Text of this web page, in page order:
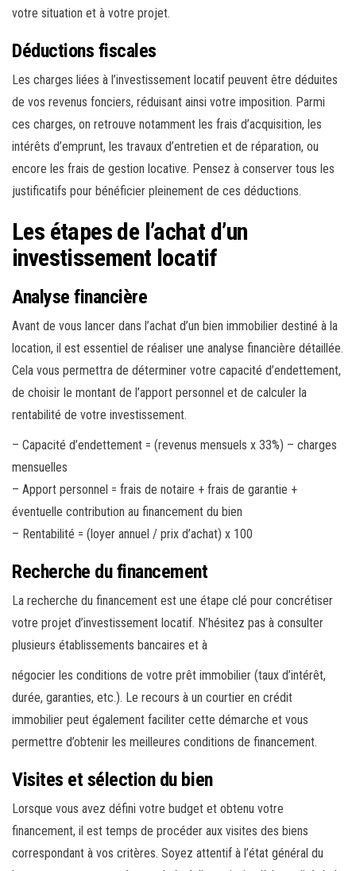
votre situation et à votre projet.
Déductions fiscales
Les charges liées à l’investissement locatif peuvent être déduites
de vos revenus fonciers, réduisant ainsi votre imposition. Parmi
ces charges, on retrouve notamment les frais d’acquisition, les
intérêts d’emprunt, les travaux d’entretien et de réparation, ou
encore les frais de gestion locative. Pensez à conserver tous les
justificatifs pour bénéficier pleinement de ces déductions.
Les étapes de l’achat d’un
investissement locatif
Analyse financière
Avant de vous lancer dans l’achat d’un bien immobilier destiné à la
location, il est essentiel de réaliser une analyse financière détaillée.
Cela vous permettra de déterminer votre capacité d’endettement,
de choisir le montant de l’apport personnel et de calculer la
rentabilité de votre investissement.
– Capacité d’endettement = (revenus mensuels x 33%) – charges
mensuelles
– Apport personnel = frais de notaire + frais de garantie +
éventuelle contribution au financement du bien
– Rentabilité = (loyer annuel / prix d’achat) x 100
Recherche du financement
La recherche du financement est une étape clé pour concrétiser
votre projet d’investissement locatif. N’hésitez pas à consulter
plusieurs établissements bancaires et à
négocier les conditions de votre prêt immobilier (taux d’intérêt,
durée, garanties, etc.). Le recours à un courtier en crédit
immobilier peut également faciliter cette démarche et vous
permettre d’obtenir les meilleures conditions de financement.
Visites et sélection du bien
Lorsque vous avez défini votre budget et obtenu votre
financement, il est temps de procéder aux visites des biens
correspondant à vos critères. Soyez attentif à l’état général du